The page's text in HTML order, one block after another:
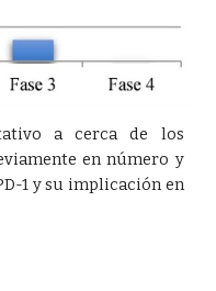
a cerca de los
en número y
1 y su implicación en